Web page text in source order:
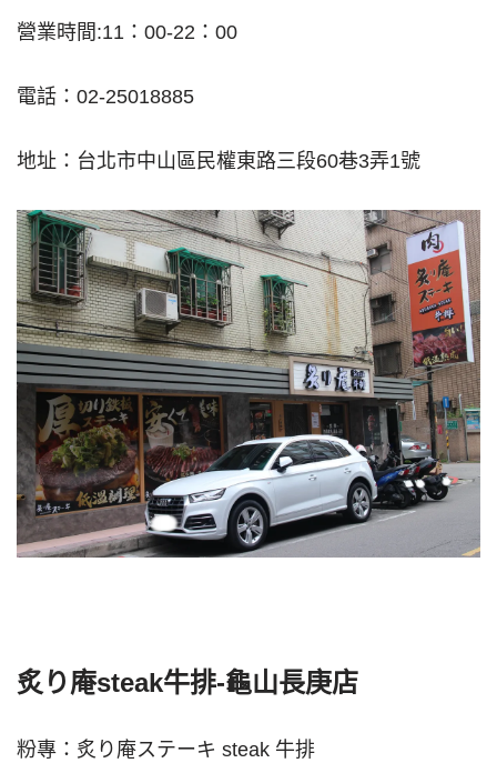
營業時間:11：00-22：00
電話：02-25018885
地址：台北市中山區民權東路三段60巷3弄1號
炙り庵steak牛排-龜山長庚店
粉專：炙り庵ステーキ steak 牛排